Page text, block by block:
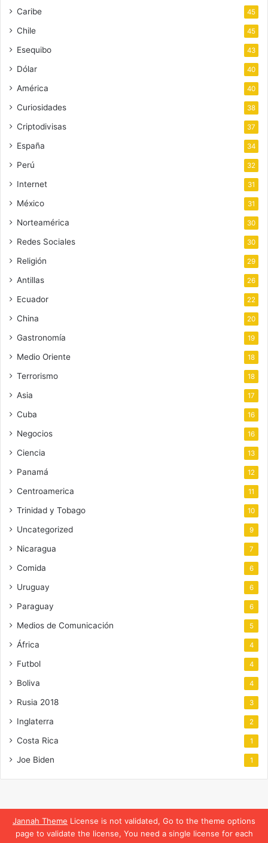
Jannah Theme License is not validated, Go to the theme options
page to validate the license, You need a single license for each
Caribe 45
Chile 45
Esequibo 43
Dólar 40
América 40
Curiosidades 38
Criptodivisas 37
España 34
Perú 32
Internet 31
México 31
Norteamérica 30
Redes Sociales 30
Religión 29
Antillas 26
Ecuador 22
China 20
Gastronomía 19
Medio Oriente 18
Terrorismo 18
Asia 17
Cuba 16
Negocios 16
Ciencia 13
Panamá 12
Centroamerica 11
Trinidad y Tobago 10
Uncategorized 9
Nicaragua 7
Comida 6
Uruguay 6
Paraguay 6
Medios de Comunicación 5
África 4
Futbol 4
Boliva 4
Rusia 2018 3
Inglaterra 2
Costa Rica 1
Joe Biden 1